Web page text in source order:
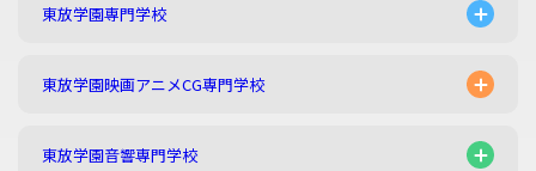
東放学園専門学校
東放学園映画アニメCG専門学校
東放学園音響専門学校